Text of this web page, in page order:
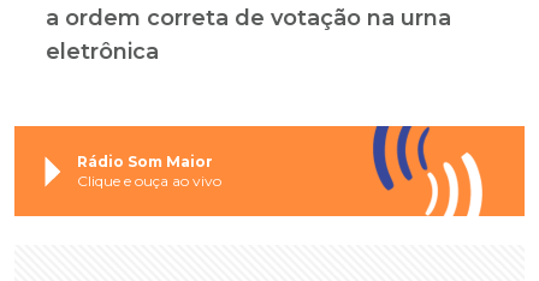
a ordem correta de votação na urna
eletrônica
Rádio Som Maior
Clique e ouça ao vivo